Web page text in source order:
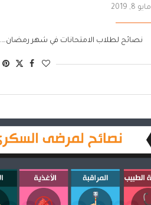
مايو 8, 2019
نصائح لطلاب الامتحانات في شهر رمضان….